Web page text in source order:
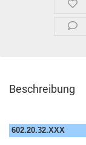
Beschreibung
602.20.32.XXX